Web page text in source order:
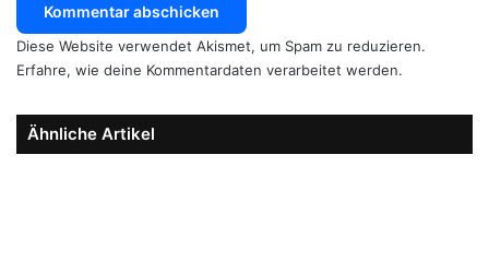
Diese Website verwendet Akismet, um Spam zu reduzieren.
Erfahre, wie deine Kommentardaten verarbeitet werden.
Ähnliche Artikel